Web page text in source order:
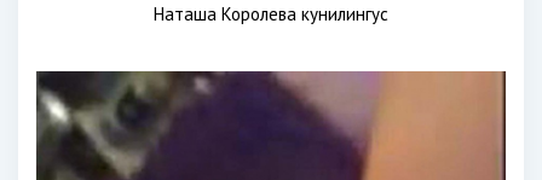
Наташа Королева кунилингус